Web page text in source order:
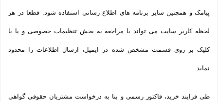
پیامک و همچنین سایر برنامه های اطلاع رسانی استفاده شود. قطعا در هر
لحظه کاربر سایت می تواند با مراجعه به بخش تنظیمات خصوصی و یا با
کلیک بر روی قسمت مشخص شده در ایمیل، ارسال اطلاعات را محدود
نماید.
طی فرایند خرید، فاکتور رسمی و بنا به درخواست مشتریان حقوقی گواهی